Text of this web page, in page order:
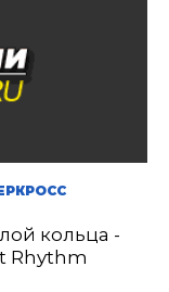
кольца -
Rhythm